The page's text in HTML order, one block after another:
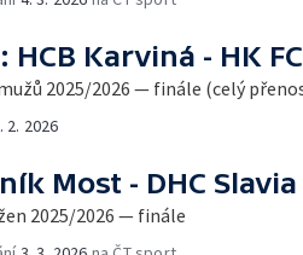
HCB Karviná - HK
2025/2026 — finále (celý
2. 2026
Most - DHC
2025/2026 — finále